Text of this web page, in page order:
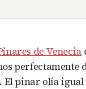
de Venecia
perfectamente
El pinar olía